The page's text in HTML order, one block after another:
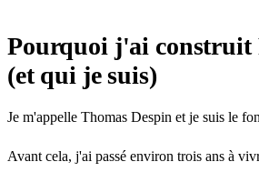
Pourquoi j'ai construit
(et qui je suis)
Je m'appelle Thomas Despin et je suis le
Avant cela, j'ai passé environ trois ans à